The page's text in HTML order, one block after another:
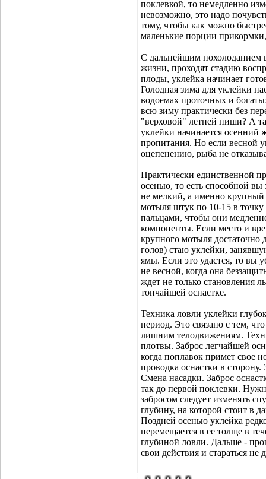
поклевкой, то немедленно
невозможно, это надо
тому, чтобы как можно
маленькие порции
С дальнейшим похолоданием
жизни, проходят стадию
плоды, уклейка начинает
Голодная зима для уклейки
водоемах проточных и
всю зиму практически без
"верховой" летней пиши? А
уклейки начинается осенний
пропитания. Но если весной
оцепенению, рыба не
Практически единственной
осенью, то есть способной вы
не мелкий, а именно
мотыля штук по 10-15 в
пальцами, чтобы они
компоненты. Если место и
крупного мотыля достаточно
голов) стаю уклейки,
ямы. Если это удастся, то вы
не весной, когда она
ждет не только становления
тончайшей оснастке.
Техника ловли уклейки
период. Это связано с тем,
лишним телодвижениям.
плотвы. Заброс легчайшей
когда поплавок примет свое
проводка оснастки в
Смена насадки. Заброс
так до первой поклевки.
забросом следует изменять
глубину, на которой стоит в
Поздней осенью уклейка
перемещается в ее толще в
глубиной ловли. Дальше -
свои действия и стараться